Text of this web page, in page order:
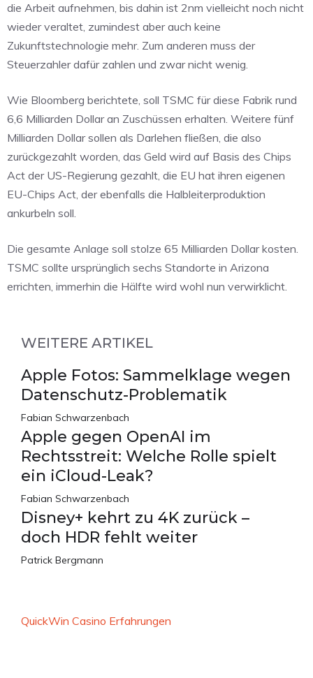
die Arbeit aufnehmen, bis dahin ist 2nm vielleicht noch nicht
wieder veraltet, zumindest aber auch keine
Zukunftstechnologie mehr. Zum anderen muss der
Steuerzahler dafür zahlen und zwar nicht wenig.
Wie Bloomberg berichtete, soll TSMC für diese Fabrik rund
6,6 Milliarden Dollar an Zuschüssen erhalten. Weitere fünf
Milliarden Dollar sollen als Darlehen fließen, die also
zurückgezahlt worden, das Geld wird auf Basis des Chips
Act der US-Regierung gezahlt, die EU hat ihren eigenen
EU-Chips Act, der ebenfalls die Halbleiterproduktion
ankurbeln soll.
Die gesamte Anlage soll stolze 65 Milliarden Dollar kosten.
TSMC sollte ursprünglich sechs Standorte in Arizona
errichten, immerhin die Hälfte wird wohl nun verwirklicht.
WEITERE ARTIKEL
Apple Fotos: Sammelklage wegen
Datenschutz-Problematik
Fabian Schwarzenbach
Apple gegen OpenAI im
Rechtsstreit: Welche Rolle spielt
ein iCloud-Leak?
Fabian Schwarzenbach
Disney+ kehrt zu 4K zurück –
doch HDR fehlt weiter
Patrick Bergmann
QuickWin Casino Erfahrungen